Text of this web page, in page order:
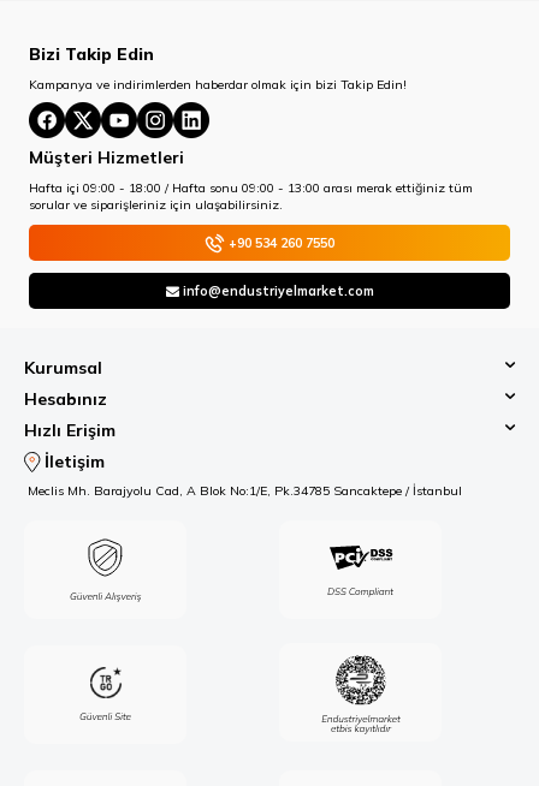
Bizi Takip Edin
Kampanya ve indirimlerden haberdar olmak için bizi Takip Edin!
Müşteri Hizmetleri
Hafta içi 09:00 - 18:00 / Hafta sonu 09:00 - 13:00 arası merak ettiğiniz tüm
sorular ve siparişleriniz için ulaşabilirsiniz.
+90 534 260 7550
info@endustriyelmarket.com
Kurumsal
Hesabınız
Hızlı Erişim
İletişim
Meclis Mh. Barajyolu Cad, A Blok No:1/E, Pk.34785 Sancaktepe / İstanbul